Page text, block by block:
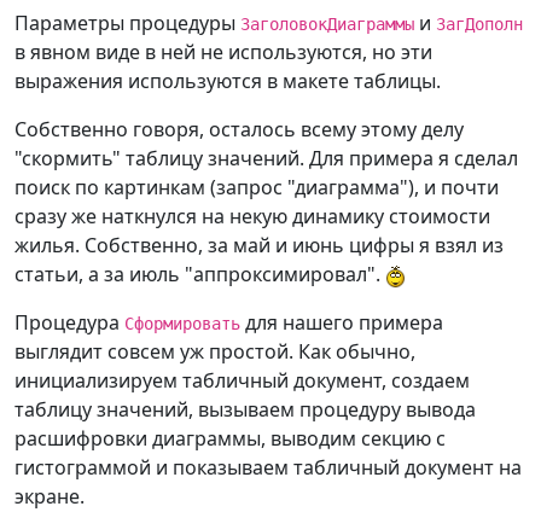
Параметры процедуры ЗаголовокДиаграммы и ЗагДополн
в явном виде в ней не используются, но эти
выражения используются в макете таблицы.
Собственно говоря, осталось всему этому делу
"скормить" таблицу значений. Для примера я сделал
поиск по картинкам (запрос "диаграмма"), и почти
сразу же наткнулся на некую динамику стоимости
жилья. Собственно, за май и июнь цифры я взял из
статьи, а за июль "аппроксимировал".
Процедура Сформировать для нашего примера
выглядит совсем уж простой. Как обычно,
инициализируем табличный документ, создаем
таблицу значений, вызываем процедуру вывода
расшифровки диаграммы, выводим секцию с
гистограммой и показываем табличный документ на
экране.